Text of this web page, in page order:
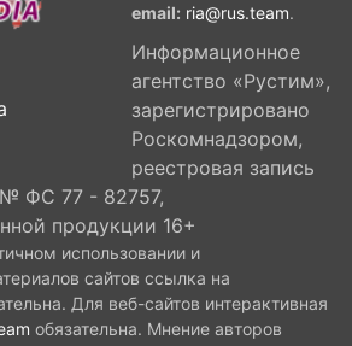
email: ria@rus.team.
Информационное
агентство «Рустим»,
зарегистрировано
Роскомнадзором,
реестровая запись
ФС 77 - 82757,
продукции 16+
использовании и
сайтов ссылка на
Для веб-сайтов интерактивная
обязательна. Мнение авторов